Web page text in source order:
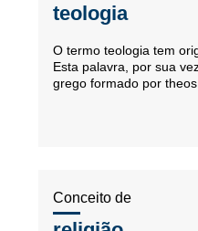
teologia
O termo teologia tem
Esta palavra, por sua
grego formado por
Conceito de